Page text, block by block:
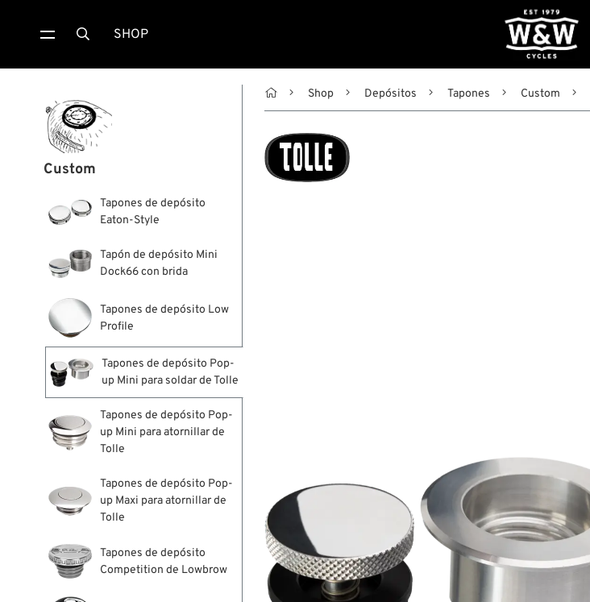
 SHOP
Custom
Tapones de depósito
Eaton-Style
Tapón de depósito Mini
Dock66 con brida
Tapones de depósito Low
Profile
Tapones de depósito Pop-
up Mini para soldar de Tolle
Tapones de depósito Pop-
up Mini para atornillar de
Tolle
Tapones de depósito Pop-
up Maxi para atornillar de
Tolle
Tapones de depósito
Competition de Lowbrow
 Shop Depósitos Tapones Custom